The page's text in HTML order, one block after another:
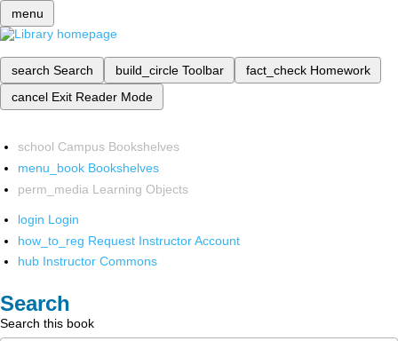
menu
search Search build_circle Toolbar fact_check Homework
cancel Exit Reader Mode
school Campus Bookshelves
menu_book Bookshelves
perm_media Learning Objects
login Login
how_to_reg Request Instructor Account
hub Instructor Commons
Search
Search this book